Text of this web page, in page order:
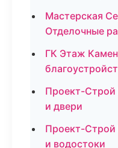
Мастерская
Отделочные
ГК Этаж
Проект-Строй
и двери
Проект-
и водостоки